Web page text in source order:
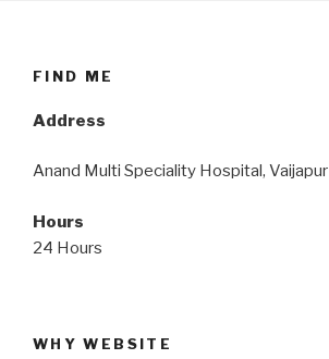
FIND ME
Address
Anand Multi Speciality Hospital, Vaijapur
Hours
24 Hours
WHY WEBSITE